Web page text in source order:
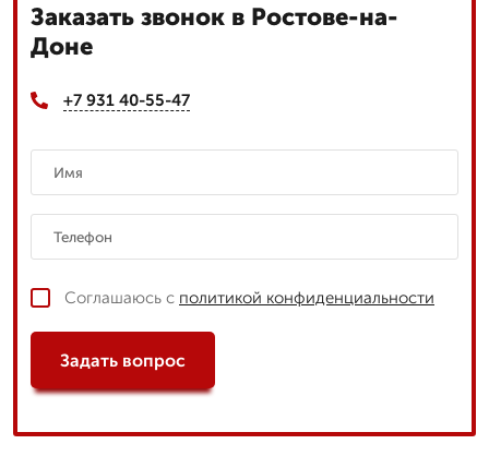
Заказать звонок в Ростове-на-
Доне
+7 931 40-55-47
Соглашаюсь с политикой конфиденциальности
Задать вопрос